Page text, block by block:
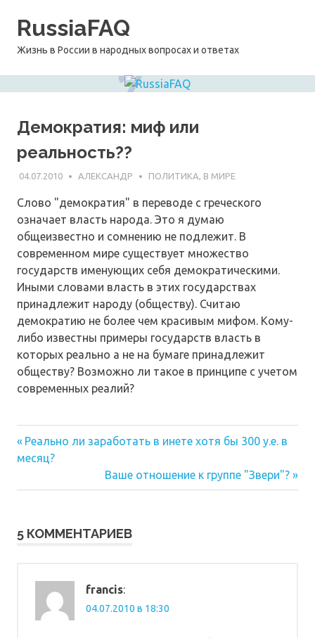
RussiaFAQ
Жизнь в России в народных вопросах и ответах
Демократия: миф или
реальность??
04.07.2010 АЛЕКСАНДР ПОЛИТИКА, В МИРЕ
Слово "демократия" в переводе с греческого
означает власть народа. Это я думаю
общеизвестно и сомнению не подлежит. В
современном мире существует множество
государств именующих себя демократическими.
Иными словами власть в этих государствах
принадлежит народу (обществу). Считаю
демократию не более чем красивым мифом. Кому-
либо известны примеры государств власть в
которых реально а не на бумаге принадлежит
обществу? Возможно ли такое в принципе с учетом
современных реалий?
Навигация
записям
Предыдущая
запись:
Реально ли заработать в инете хотя бы 300 у.е. в
месяц?
Следующая
запись:
Ваше отношение к группе "Звери"?
5 КОММЕНТАРИЕВ
francis:
04.07.2010 в 18:30